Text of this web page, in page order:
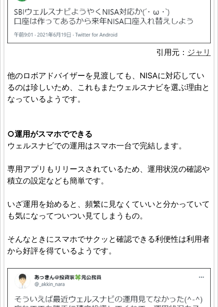
引用元： ジャリ
他のロボアドバイザーを見渡しても、NISAに対応してい
るのは珍しいため、これもまたウェルスナビを選ぶ理由と
なっているようです。
○運用がスマホでできる
ウェルスナビでの運用はスマホ一台で完結します。
専用アプリもリリースされているため、運用状況の確認や
積立の設定なども簡単です。
いざ運用を始めると、頻繁に見なくていいと分かっていて
も気になってついつい見てしまうもの。
そんなときにスマホでサクッと確認できる利便性は利用者
から好評を得ているようです。